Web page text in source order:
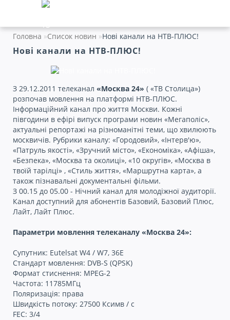
Головна Список новин Нові канали на НТВ-ПЛЮС!
Нові канали на НТВ-ПЛЮС!
З 29.12.2011 телеканал «Москва 24» ( «ТВ Столица»)
розпочав мовлення на платформі НТВ-ПЛЮС.
Інформаційний канал про життя Москви. Кожні
півгодини в ефірі випуск програми новин «Мегаполіс»,
актуальні репортажі на різноманітні теми, що хвилюють
москвичів. Рубрики каналу: «Городовий», «Інтерв'ю»,
«Патруль якості», «Зручний місто», «Економіка», «Афіша»,
«Безпека», «Москва та околиці», «10 округів», «Москва в
твоїй тарілці» , «Стиль життя», «Маршрутна карта», а
також пізнавальні документальні фільми.
З 00.15 до 05.00 - Нічний канал для молодіжної аудиторії.
Канал доступний для абонентів Базовий, Базовий Плюс,
Лайт, Лайт Плюс.
Параметри мовлення телеканалу «Москва 24»:
Супутник: Eutelsat W4 / W7, 36E
Стандарт мовлення: DVB-S (QPSK)
Формат стиснення: MPEG-2
Частота: 11785МГц
Поляризація: права
Швидкість потоку: 27500 Ксимв / с
FEC: 3/4